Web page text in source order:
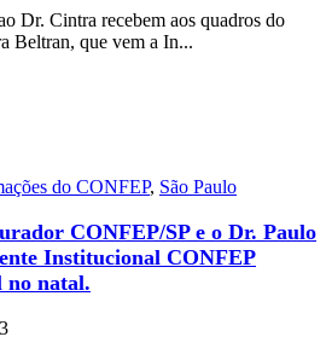
Dr. Cintra recebem aos quadros do
Beltran, que vem a In...
do CONFEP, São Paulo
CONFEP/SP e o Dr. Paulo
Institucional CONFEP
no natal.